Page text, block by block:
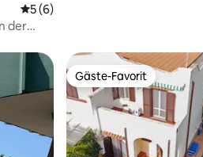
Durchschnittliche Bewertung: 5
5 (6)
der
Gäste-Favorit
Gäste-Favorit